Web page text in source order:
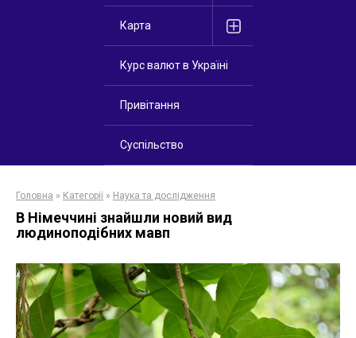
Карта
Курс валют в Україні
Привітання
Суспільство
Головна » Категорії » Наука та дослідження
В Німеччині знайшли новий вид
людиноподібних мавп